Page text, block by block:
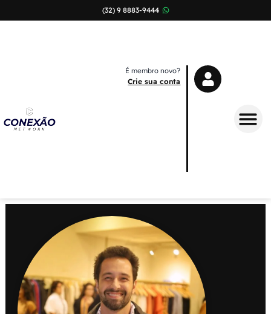
(32) 9 8883-9444
É membro novo?
Crie sua conta